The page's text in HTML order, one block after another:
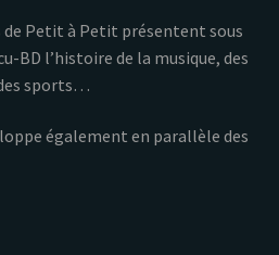
Petit à Petit présentent sous
BD l’histoire de la musique, des
sports…
également en parallèle des